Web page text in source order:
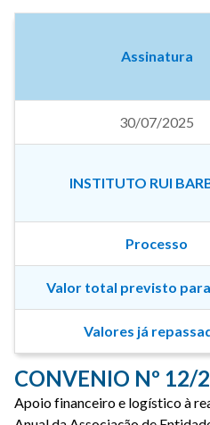
Assinatura
30/07/2025
INSTITUTO RUI
Processo
Valor total previsto
Valores já
CONVENIO Nº 12/
Apoio financeiro e logístico à